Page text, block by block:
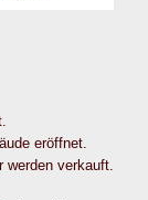
eröffnet.
werden verkauft.